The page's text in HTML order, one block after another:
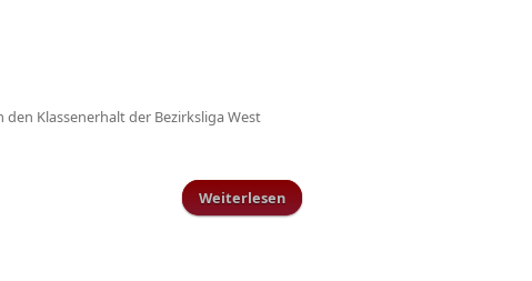
Klassenerhalt der Bezirksliga West
Weiterlesen